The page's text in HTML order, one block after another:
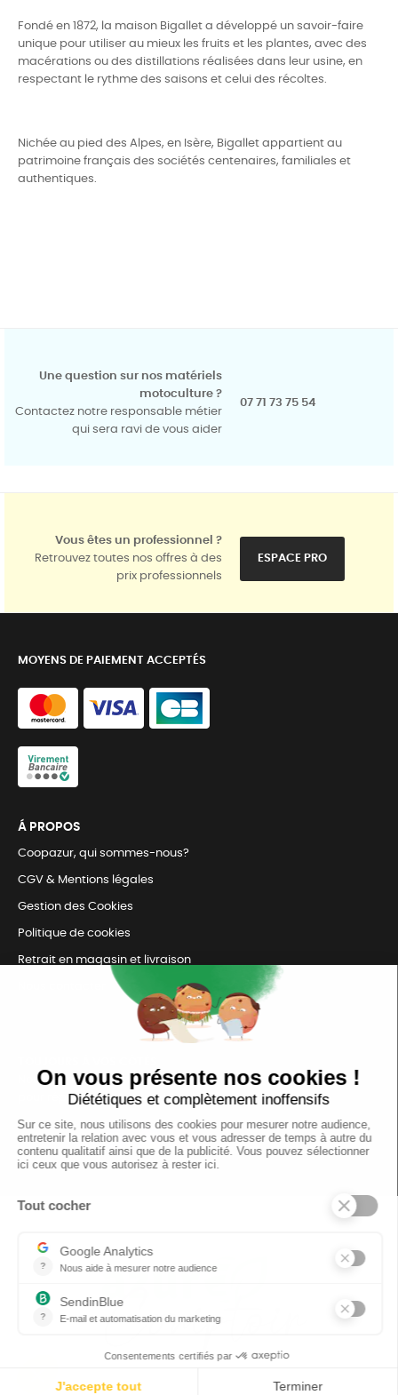
Fondé en 1872, la maison Bigallet a développé un savoir-faire
unique pour utiliser au mieux les fruits et les plantes, avec des
macérations ou des distillations réalisées dans leur usine, en
respectant le rythme des saisons et celui des récoltes.
Nichée au pied des Alpes, en Isère, Bigallet appartient au
patrimoine français des sociétés centenaires, familiales et
authentiques.
Une question sur nos matériels
motoculture ?
Contactez notre responsable métier
qui sera ravi de vous aider
07 71 73 75 54
Vous êtes un professionnel ?
Retrouvez toutes nos offres à des
prix professionnels
ESPACE PRO
MOYENS DE PAIEMENT ACCEPTÉS
Á PROPOS
Coopazur, qui sommes-nous?
CGV & Mentions légales
Gestion des Cookies
Politique de cookies
Retrait en magasin et livraison
Nous sommes connectés
pour répondre à tous vos besoins
SUIVEZ-NOUS